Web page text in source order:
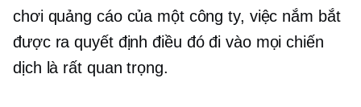
chơi quảng cáo của một công ty, việc nắm bắt
được ra quyết định điều đó đi vào mọi chiến
dịch là rất quan trọng.